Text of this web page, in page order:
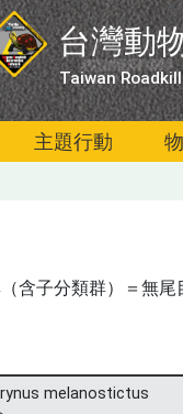
台灣動
Taiwan
主題行動
含子分類群）＝無尾
melanostictus